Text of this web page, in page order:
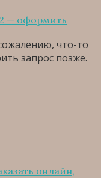
— оформить
что-то
запрос позже.
онлайн,